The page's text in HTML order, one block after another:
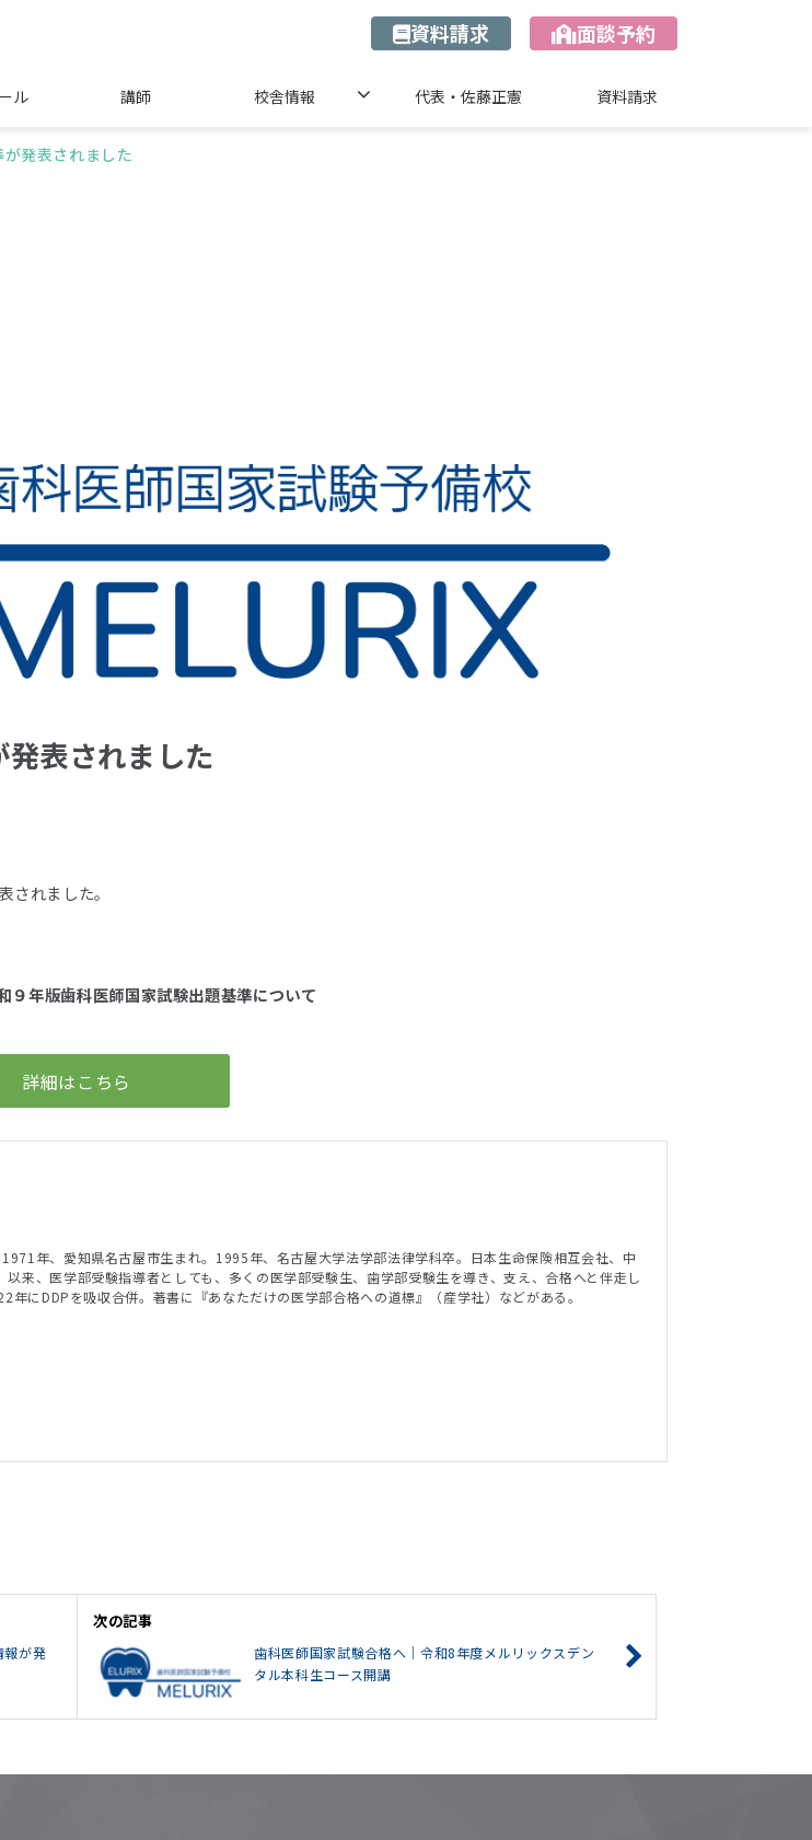
資料請求 面談予約
ル 講師 校舎情報 代表・佐藤正憲 資料請求
発表されました
表されました
れました。
９年版歯科医師国家試験出題基準について
詳細はこちら
年、愛知県名古屋市生まれ。1995年、名古屋大学法学部法律学科卒。日本生命保険相互会社、中
来、医学部受験指導者としても、多くの医学部受験生、歯学部受験生を導き、支え、合格へと伴走し
にDDPを吸収合併。著書に『あなただけの医学部合格への道標』（産学社）などがある。
報が発
次の記事
歯科医師国家試験合格へ｜令和8年度メルリックスデン
タル本科生コース開講